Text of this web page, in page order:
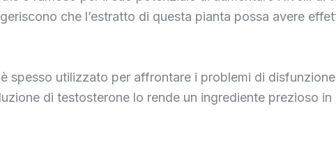
che l’estratto di questa pianta possa avere
spesso utilizzato per affrontare i problemi di
di testosterone lo rende un ingrediente prezioso